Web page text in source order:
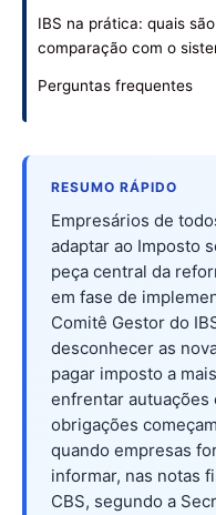
IBS na prática: quais
comparação com o
Perguntas frequentes
RESUMO RÁPIDO
Empresários de
adaptar ao Imposto
peça central da
em fase de
Comitê Gestor do
desconhecer as
pagar imposto a
enfrentar autuações
obrigações
quando empresas
informar, nas notas
CBS, segundo a